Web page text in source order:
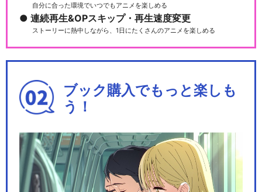
自分に合った環境でいつでもアニメを楽しめる
連続再生&OPスキップ・再生速度変更
ストーリーに熱中しながら、1日にたくさんのアニメを楽しめる
ブック購入でもっと楽しも
う！